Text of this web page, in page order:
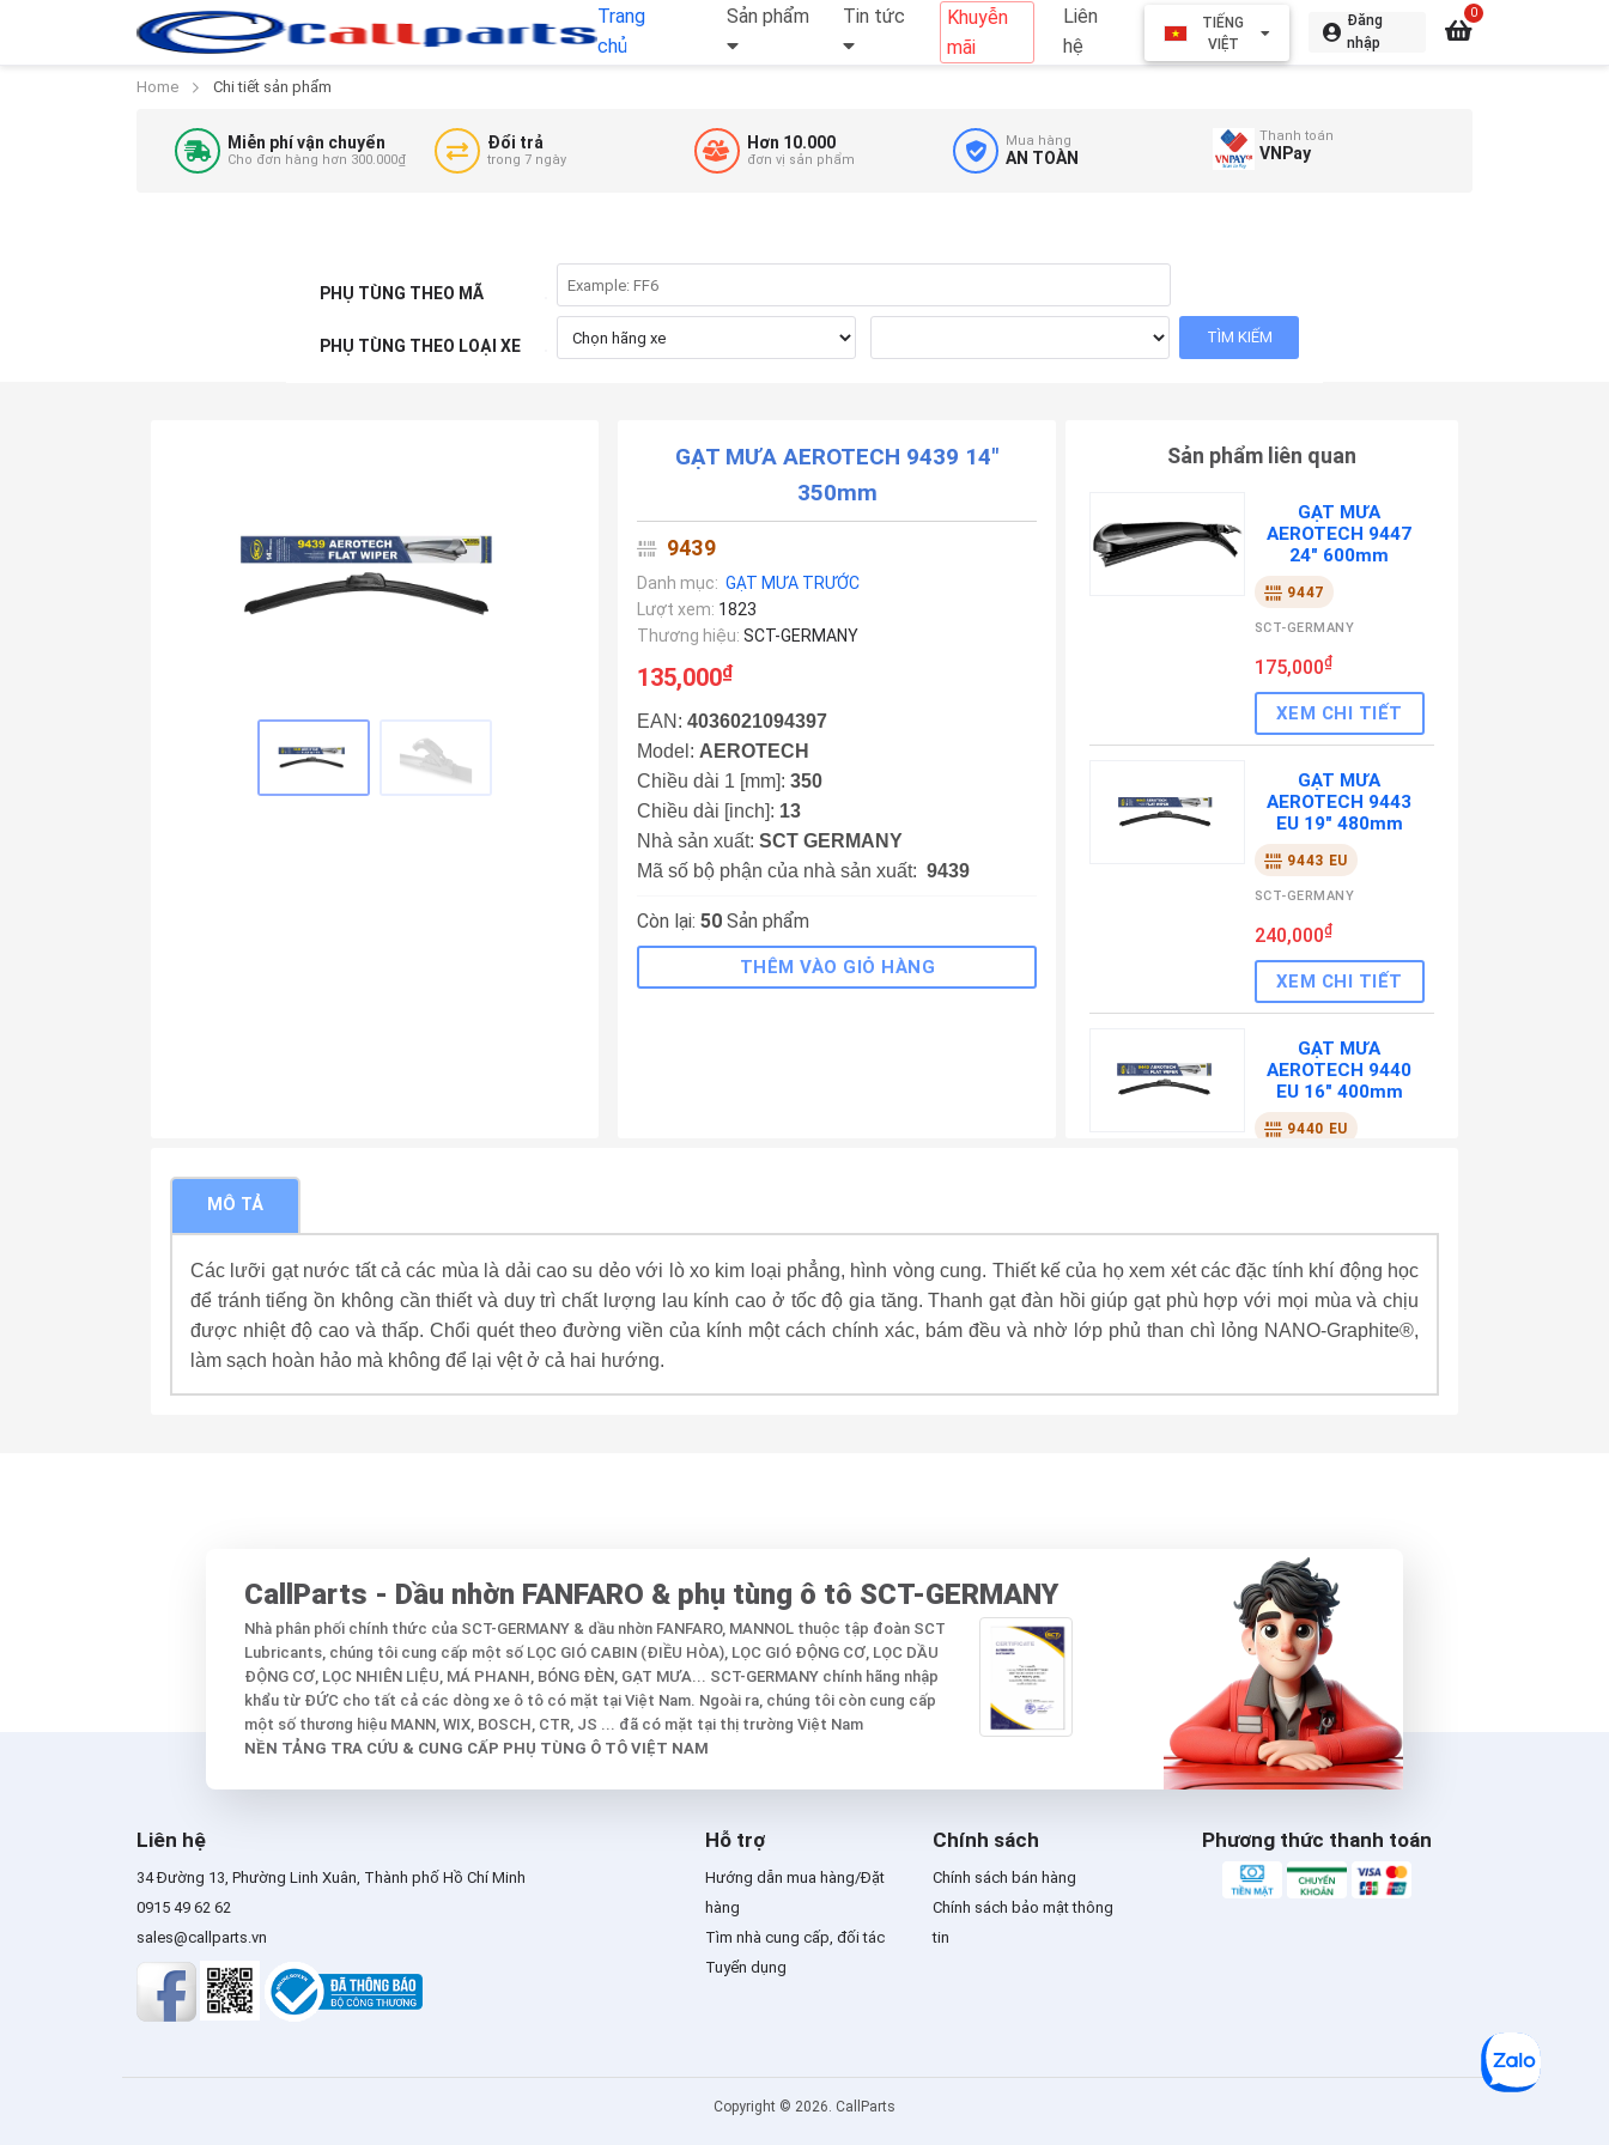
Trang
chủ
Sản phẩm Tin tức
Khuyễn
mãi
Liên
hệ
TIẾNG
VIỆT
Đăng
nhập
0
Home Chi tiết sản phẩm
Miễn phí vận chuyển
Cho đơn hàng hơn 300.000₫
Đổi trả
trong 7 ngày
Hơn 10.000
đơn vị sản phẩm
Mua hàng
AN TOÀN
Thanh toán
VNPay
PHỤ TÙNG THEO MÃ
PHỤ TÙNG THEO LOẠI XE
GẠT MƯA AEROTECH 9439 14"
350mm
9439
Danh mục: GẠT MƯA TRƯỚC
Lượt xem: 1823
Thương hiệu: SCT-GERMANY
135,000₫
EAN:4036021094397
Model: AEROTECH
Chiều dài 1 [mm]:350
Chiều dài [inch]: 13
Nhà sản xuất:SCT GERMANY
Mã số bộ phận của nhà sản xuất:9439
Còn lại:50 Sản phẩm
THÊM VÀO GIỎ HÀNG
Sản phẩm liên quan
GẠT MƯA
AEROTECH 9447
24" 600mm
9447
SCT-GERMANY
175,000₫
XEM CHI TIẾT
GẠT MƯA
AEROTECH 9443
EU 19" 480mm
9443 EU
SCT-GERMANY
240,000₫
XEM CHI TIẾT
GẠT MƯA
AEROTECH 9440
EU 16" 400mm
9440 EU
GẠT MƯA
AEROTECH 9441
9441
GẠT MƯA
AEROTECH 9442
18" 450mm
9442
SCT-GERMANY
150,000₫
XEM CHI TIẾT
GẠT MƯA
AEROTECH 9444
EU 20" 500mm
MÔ TẢ
Các lưỡi gạt nước tất cả các mùa là dải cao su dẻo với lò xo kim loại phẳng, hình vòng cung. Thiết kế của họ xem xét các đặc tính khí động học
để tránh tiếng ồn không cần thiết và duy trì chất lượng lau kính cao ở tốc độ gia tăng. Thanh gạt đàn hồi giúp gạt phù hợp với mọi mùa và chịu
được nhiệt độ cao và thấp. Chổi quét theo đường viền của kính một cách chính xác, bám đều và nhờ lớp phủ than chì lỏng NANO-Graphite®,
làm sạch hoàn hảo mà không để lại vệt ở cả hai hướng.
CallParts - Dầu nhờn FANFARO & phụ tùng ô tô SCT-GERMANY
Nhà phân phối chính thức của SCT-GERMANY & dầu nhờn FANFARO, MANNOL thuộc tập đoàn SCT
Lubricants, chúng tôi cung cấp một số LỌC GIÓ CABIN (ĐIỀU HÒA), LỌC GIÓ ĐỘNG CƠ, LỌC DẦU
ĐỘNG CƠ, LỌC NHIÊN LIỆU, MÁ PHANH, BÓNG ĐÈN, GẠT MƯA... SCT-GERMANY chính hãng nhập
khẩu từ ĐỨC cho tất cả các dòng xe ô tô có mặt tại Việt Nam. Ngoài ra, chúng tôi còn cung cấp
một số thương hiệu MANN, WIX, BOSCH, CTR, JS ... đã có mặt tại thị trường Việt Nam
NỀN TẢNG TRA CỨU & CUNG CẤP PHỤ TÙNG Ô TÔ VIỆT NAM
Liên hệ
34 Đường 13, Phường Linh Xuân, Thành phố Hồ Chí Minh
0915 49 62 62
sales@callparts.vn
Hỗ trợ
Hướng dẫn mua hàng/Đặt
hàng
Tìm nhà cung cấp, đối tác
Tuyển dụng
Chính sách
Chính sách bán hàng
Chính sách bảo mật thông
tin
Phương thức thanh toán
Copyright © 2026. CallParts